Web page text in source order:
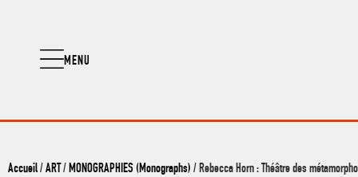
MENU
Accueil/ ART / MONOGRAPHIES (Monographs) / Rebecca Horn : Théâtre des